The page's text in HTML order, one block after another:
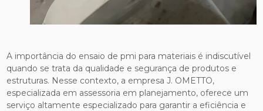
A importância do ensaio de pmi para materiais é indiscutível
quando se trata da qualidade e segurança de produtos e
estruturas. Nesse contexto, a empresa J. OMETTO,
especializada em assessoria em planejamento, oferece um
serviço altamente especializado para garantir a eficiência e